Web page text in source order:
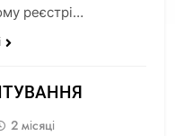
реєстрі…
2 місяці